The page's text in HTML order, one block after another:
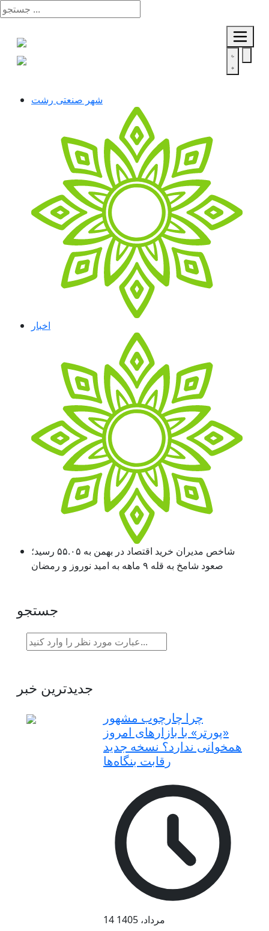
شهر صنعتی رشت
اخبار
شاخص مدیران خرید اقتصاد در بهمن به ۵۵.۰۵ رسید؛
صعود شامخ به قله ۹ ماهه به امید نوروز و رمضان
جستجو
جدیدترین خبر
چرا چارچوب مشهور
«پورتر» با بازارهای امروز
همخوانی ندارد؟ نسخه جدید
رقابت‌ بنگاه‌ها
14 مرداد، 1405